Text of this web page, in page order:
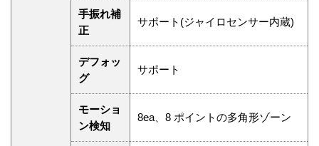
手振れ補
正
サポート(ジャイロセンサー内蔵)
デフォッ
グ
サポート
モーショ
ン検知
8ea、8 ポイントの多角形ゾーン